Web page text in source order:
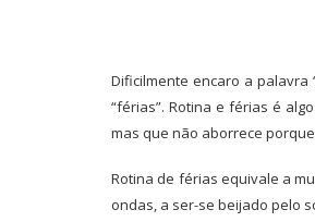
Dificilmente encaro a palavra
“férias”. Rotina e férias é
mas que não aborrece
Rotina de férias equivale a
ondas, a ser-se beijado pelo